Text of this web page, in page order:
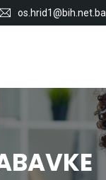
os.hrid1@bih.net.ba